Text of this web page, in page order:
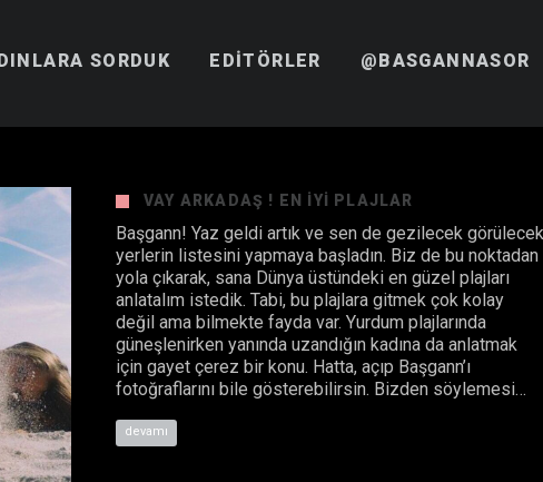
SORDUK EDITÖRLER @BASGANNASOR
VAY ARKADAŞ ! EN IYI PLAJLAR
Başgann! Yaz geldi artık ve sen de gezilecek görülecek
yerlerin listesini yapmaya başladın. Biz de bu noktadan
yola çıkarak, sana Dünya üstündeki en güzel plajları
anlatalım istedik. Tabi, bu plajlara gitmek çok kolay
değil ama bilmekte fayda var. Yurdum plajlarında
güneşlenirken yanında uzandığın kadına da anlatmak
için gayet çerez bir konu. Hatta, açıp Başgann’ı
fotoğraflarını bile gösterebilirsin. Bizden söylemesi…
devamı